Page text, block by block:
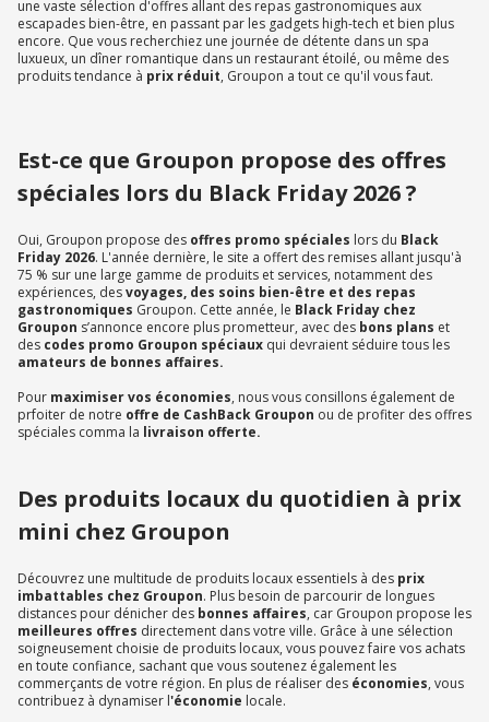
une vaste sélection d'offres allant des repas gastronomiques aux
escapades bien-être, en passant par les gadgets high-tech et bien plus
encore. Que vous recherchiez une journée de détente dans un spa
luxueux, un dîner romantique dans un restaurant étoilé, ou même des
produits tendance à prix réduit, Groupon a tout ce qu'il vous faut.
Est-ce que Groupon propose des offres
spéciales lors du Black Friday 2026 ?
Oui, Groupon propose des offres promo spéciales lors du Black
Friday 2026. L'année dernière, le site a offert des remises allant jusqu'à
75 % sur une large gamme de produits et services, notamment des
expériences, desvoyages, des soins bien-être et des repas
gastronomiques Groupon. Cette année, le Black Friday chez
Groupon s’annonce encore plus prometteur, avec des bons plans et
des codes promo Groupon spéciaux qui devraient séduire tous les
amateurs de bonnes affaires.
Pour maximiser vos économies, nous vous consillons également de
prfoiter de notre offre de CashBack Groupon ou de profiter des offres
spéciales comma la livraison offerte.
Des produits locaux du quotidien à prix
mini chez Groupon
Découvrez une multitude de produits locaux essentiels à des prix
imbattables chez Groupon. Plus besoin de parcourir de longues
distances pour dénicher des bonnes affaires, car Groupon propose les
meilleures offres directement dans votre ville. Grâce à une sélection
soigneusement choisie de produits locaux, vous pouvez faire vos achats
en toute confiance, sachant que vous soutenez également les
commerçants de votre région. En plus de réaliser des économies, vous
contribuez à dynamiser l'économie locale.